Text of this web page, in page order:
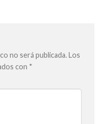
no será publicada.Los
con *